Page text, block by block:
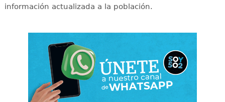
información actualizada a la población.